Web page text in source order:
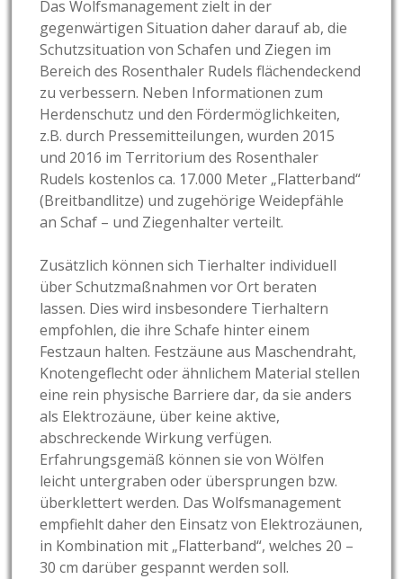
Das Wolfsmanagement zielt in der
gegenwärtigen Situation daher darauf ab, die
Schutzsituation von Schafen und Ziegen im
Bereich des Rosenthaler Rudels flächendeckend
zu verbessern. Neben Informationen zum
Herdenschutz und den Fördermöglichkeiten,
z.B. durch Pressemitteilungen, wurden 2015
und 2016 im Territorium des Rosenthaler
Rudels kostenlos ca. 17.000 Meter „Flatterband“
(Breitbandlitze) und zugehörige Weidepfähle
an Schaf – und Ziegenhalter verteilt.
Zusätzlich können sich Tierhalter individuell
über Schutzmaßnahmen vor Ort beraten
lassen. Dies wird insbesondere Tierhaltern
empfohlen, die ihre Schafe hinter einem
Festzaun halten. Festzäune aus Maschendraht,
Knotengeflecht oder ähnlichem Material stellen
eine rein physische Barriere dar, da sie anders
als Elektrozäune, über keine aktive,
abschreckende Wirkung verfügen.
Erfahrungsgemäß können sie von Wölfen
leicht untergraben oder übersprungen bzw.
überklettert werden. Das Wolfsmanagement
empfiehlt daher den Einsatz von Elektrozäunen,
in Kombination mit „Flatterband“, welches 20 –
30 cm darüber gespannt werden soll.